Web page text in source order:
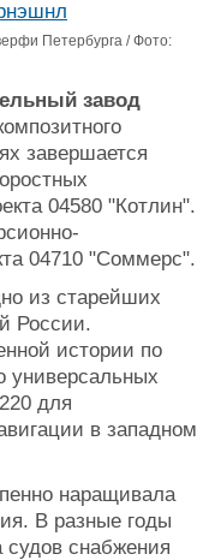
службы
Петербурга / Фото:
завод
завершается
04580 "Котлин".
04710 "Соммерс".
из старейших
России.
истории по
универсальных
для
в западном
наращивала
В разные годы
судов снабжения